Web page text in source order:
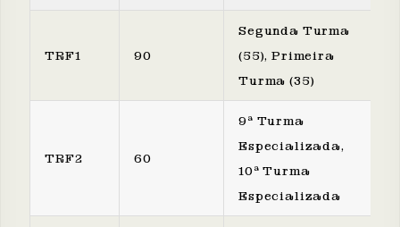
TRF1 90
Segunda Turma
(55), Primeira
Turma (35)
TRF2 60
9ª Turma
Especializada,
10ª Turma
Especializada